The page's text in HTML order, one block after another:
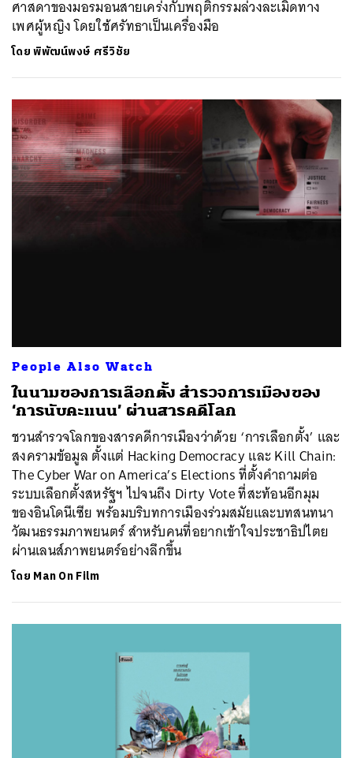
ศาสดาของมอรมอนสายเคร่งกับพฤติกรรมล่วงละเมิดทาง
เพศผู้หญิง โดยใช้ศรัทธาเป็นเครื่องมือ
โดยพิพัฒน์พงษ์ ศรีวิชัย
People Also Watch
ในนามของการเลือกตั้ง สำรวจการเมืองของ
‘การนับคะแนน’ ผ่านสารคดีโลก
ชวนสำรวจโลกของสารคดีการเมืองว่าด้วย ‘การเลือกตั้ง’ และ
สงครามข้อมูล ตั้งแต่ Hacking Democracy และ Kill Chain:
The Cyber War on America’s Elections ที่ตั้งคำถามต่อ
ระบบเลือกตั้งสหรัฐฯ ไปจนถึง Dirty Vote ที่สะท้อนอีกมุม
ของอินโดนีเซีย พร้อมบริบทการเมืองร่วมสมัยและบทสนทนา
วัฒนธรรมภาพยนตร์ สำหรับคนที่อยากเข้าใจประชาธิปไตย
ผ่านเลนส์ภาพยนตร์อย่างลึกขึ้น
โดย Man On Film